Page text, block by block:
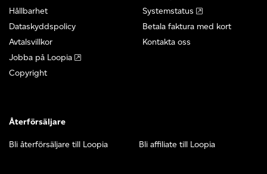
Hållbarhet
Dataskyddspolicy
Avtalsvillkor
Jobba på Loopia
Copyright
Systemstatus
Betala faktura med kort
Kontakta oss
Återförsäljare
Bli återförsäljare till Loopia Bli affiliate till Loopia